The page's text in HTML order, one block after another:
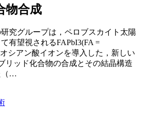
物合成
究グループは，ペロブスカイト太陽
有望視されるFAPbI3(FA =
シアン酸イオンを導入した，新しい
リッド化合物の合成とその結晶構造
（…